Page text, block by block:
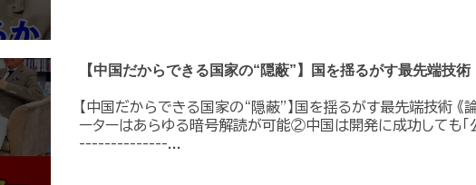
【中国だからできる国家の“隠蔽”】国を揺るがす最先端技術
【中国だからできる国家の“隠蔽”】国を揺るがす最先端技術 《
ーターはあらゆる暗号解読が可能②中国は開発に成功しても
--------------...